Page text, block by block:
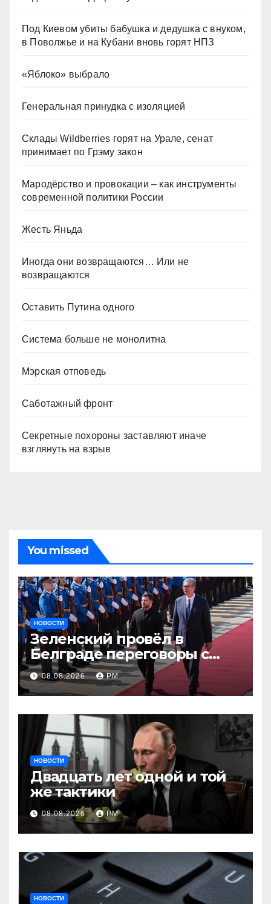
Под Киевом убиты бабушка и дедушка с внуком,
в Поволжье и на Кубани вновь горят НПЗ
«Яблоко» выбрало
Генеральная принудка с изоляцией
Склады Wildberries горят на Урале, сенат
принимает по Грэму закон
Мародёрство и провокации – как инструменты
современной политики России
Жесть Яньда
Иногда они возвращаются… Или не
возвращаются
Оставить Путина одного
Система больше не монолитна
Мэрская отповедь
Саботажный фронт
Секретные похороны заставляют иначе
взглянуть на взрыв
You missed
НОВОСТИ
Зеленский провёл в
Белграде переговоры с
Вучичем
08.08.2026 РМ
НОВОСТИ
Двадцать лет одной и той
же тактики
08.08.2026 РМ
НОВОСТИ